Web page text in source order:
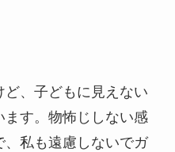
、子どもに見えない
す。物怖じしない感
、私も遠慮しないでガ